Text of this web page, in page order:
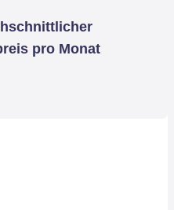
pro Monat